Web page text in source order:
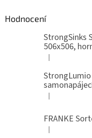
Hodnocení
StrongSinks
506x506,
Hodnocení
|
Hodnocení
|
FRANKE
Hodnocení
|